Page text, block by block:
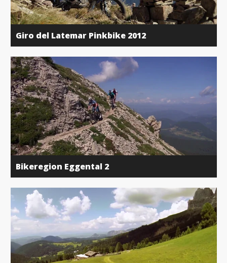
Giro del Latemar Pinkbike 2012
Bikeregion Eggental 2